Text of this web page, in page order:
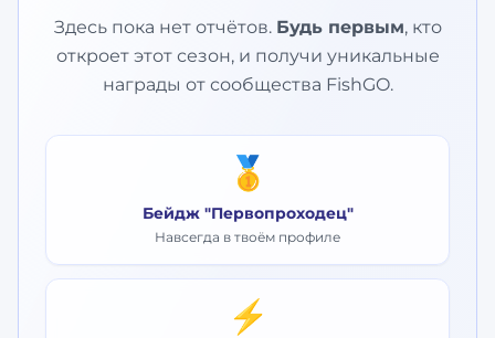
Здесь пока нет отчётов. Будь первым, кто
откроет этот сезон, и получи уникальные
награды от сообщества FishGO.
🥇
Бейдж "Первопроходец"
Навсегда в твоём профиле
⚡